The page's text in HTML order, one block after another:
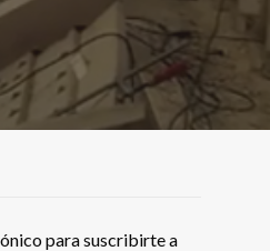
para suscribirte a